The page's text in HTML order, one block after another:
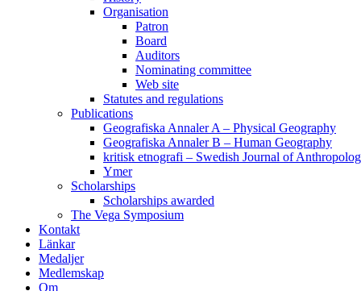
Organisation
Patron
Board
Auditors
Nominating committee
Web site
Statutes and regulations
Publications
Geografiska Annaler A – Physical Geography
Geografiska Annaler B – Human Geography
kritisk etnografi – Swedish Journal of
Ymer
Scholarships
Scholarships awarded
The Vega Symposium
Kontakt
Länkar
Medaljer
Medlemskap
Om